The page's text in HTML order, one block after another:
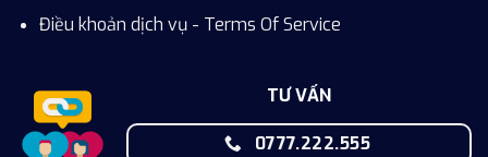
Điều khoản dịch vụ - Terms Of Service
TƯ VẤN
0777.222.555